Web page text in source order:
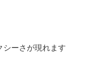
ーさが現れます